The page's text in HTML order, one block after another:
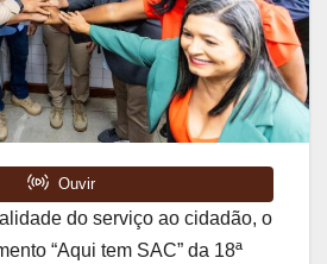
do serviço ao cidadão, o
“Aqui tem SAC” da 18ª